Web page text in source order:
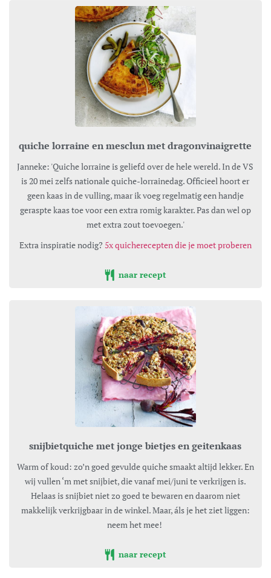
quiche lorraine en mesclun met dragonvinaigrette
Janneke: 'Quiche lorraine is geliefd over de hele wereld. In de VS
is 20 mei zelfs nationale quiche-lorrainedag. Officieel hoort er
geen kaas in de vulling, maar ik voeg regelmatig een handje
geraspte kaas toe voor een extra romig karakter. Pas dan wel op
met extra zout toevoegen.'
Extra inspiratie nodig? 5x quicherecepten die je moet proberen
naar recept
snijbietquiche met jonge bietjes en geitenkaas
Warm of koud: zo’n goed gevulde quiche smaakt altijd lekker. En
wij vullen ‘m met snijbiet, die vanaf mei/juni te verkrijgen is.
Helaas is snijbiet niet zo goed te bewaren en daarom niet
makkelijk verkrijgbaar in de winkel. Maar, áls je het ziet liggen:
neem het mee!
naar recept